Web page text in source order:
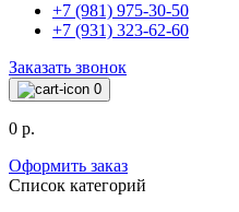
+7 (981) 975-30-50
+7 (931) 323-62-60
Заказать звонок
0
0 р.
Оформить заказ
Список категорий